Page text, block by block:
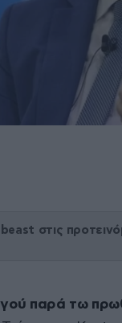
στις
παρά τω